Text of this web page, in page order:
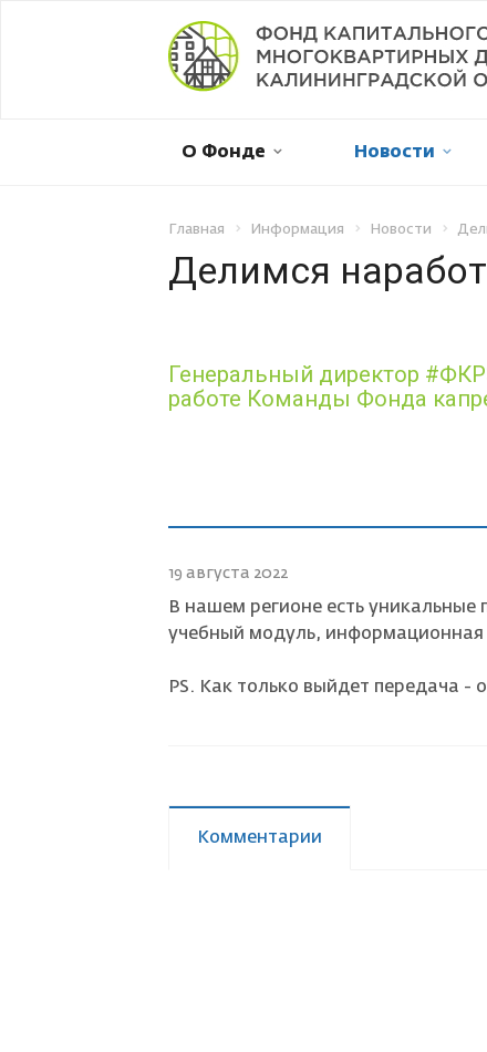
О Фонде Новости
Отправить обращение
Главная Информация Новости
Делимся
Генеральный директор
работе Команды Фонда
19 августа 2022
В нашем регионе есть
учебный модуль, информационная
PS. Как только выйдет передача -
Комментарии